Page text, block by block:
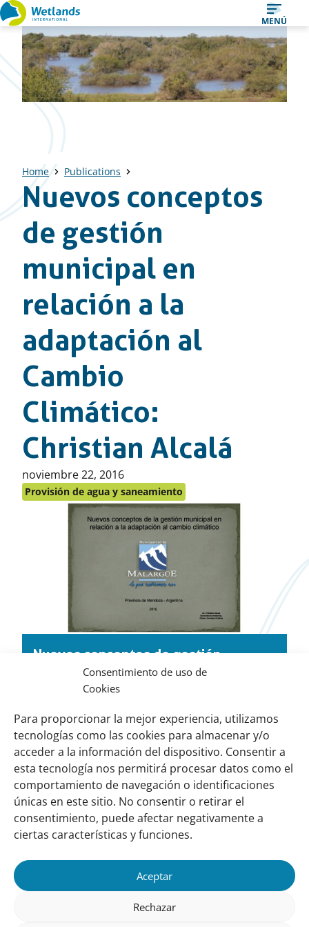
Consentimiento de uso de
Cookies
Para proporcionar la mejor experiencia, utilizamos
tecnologías como las cookies para almacenar y/o
acceder a la información del dispositivo. Consentir a
esta tecnología nos permitirá procesar datos como el
comportamiento de navegación o identificaciones
únicas en este sitio. No consentir o retirar el
consentimiento, puede afectar negativamente a
ciertas características y funciones.
Aceptar
Rechazar
Ir
al
contenido
MENÚ
Home Publications
Nuevos conceptos
de gestión
municipal en
relación a la
adaptación al
Cambio
Climático:
Christian Alcalá
Publicado
en:
noviembre 22, 2016
Provisión de agua y saneamiento
Nuevos conceptos de gestión
municipal en relación a la adaptación
al Cambio Climático: Christian Alcalá
Descargar (pdf, 8,30 MB)
Links
importantes
Sobre nosotros
Nuestra red
Misión y Visión
Nuestra historia
Conozca a nuestro equipo